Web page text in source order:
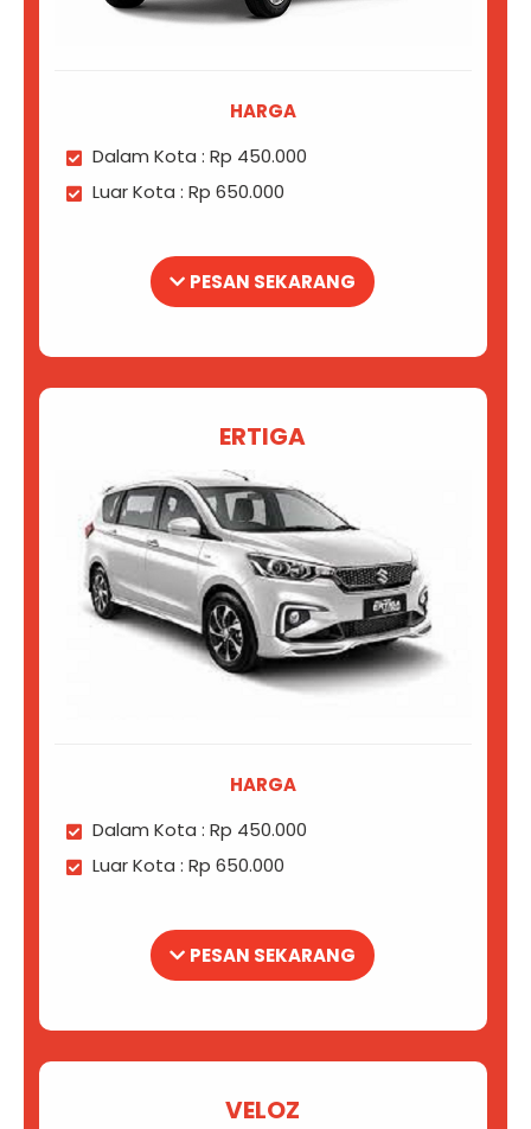
HARGA
Dalam Kota : Rp 450.000
Luar Kota : Rp 650.000
PESAN SEKARANG
ERTIGA
HARGA
Dalam Kota : Rp 450.000
Luar Kota : Rp 650.000
PESAN SEKARANG
VELOZ